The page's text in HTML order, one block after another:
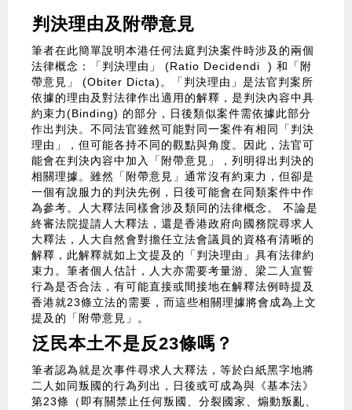
判決理由及附帶意見
筆者在此簡單說明本港任何法庭判決案件時涉及的兩個
法律概念：「判決理由」 (Ratio Decidendi ) 和「附
帶意見」 (Obiter Dicta)。「判決理由」是法官判案所
依據的理由及對法律作出適用的解釋，是判決內容中具
約束力(Binding) 的部分，日後類似案件需依據此部分
作出判決。不同法官雖然可能對同一案件有相同「判決
理由」，但可能各持不同的觀點與角度。因此，法官可
能會在判決內容中加入「附帶意見」，列明得出判決的
相關理據。雖然「附帶意見」通常沒有約束力，但卻是
一個有說服力的判決先例，日後可能會在同類案件中作
為參考。人大釋法同樣會涉及類同的法律概念。 不論是
終審法院提請人大釋法，還是香港政府向國務院尋求人
大釋法，人大自然會對擔任立法會議員的資格有清晰的
解釋，此解釋就如上文提及的「判決理由」具有法律約
束力。筆者個人估計，人大亦需要考量游、梁二人宣誓
行為是否合法，有可能直接或間接地在解釋法例時提及
香港就23條立法的需要，而這些相關理據將會成為上文
提及的「附帶意見」。
泛民本土不是反23條嗎？
筆者認為就是次事件尋求人大釋法，等於白紙黑字地將
二人如同叛國的行為列出，日後或可成為與《基本法》
第23條（即有關禁止任何叛國、分裂國家、煽動叛亂、